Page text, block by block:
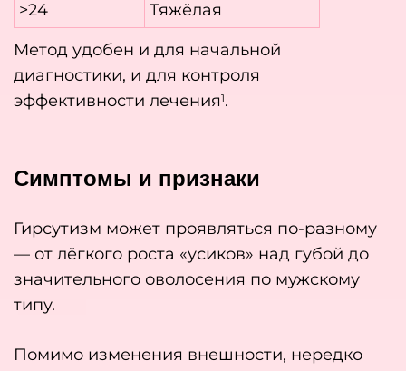
>24
Тяжёлая
Метод удобен и для начальной
диагностики, и для контроля
эффективности лечения1.
Симптомы и признаки
Гирсутизм может проявляться по-разному
— от лёгкого роста «усиков» над губой до
значительного оволосения по мужскому
типу.
Помимо изменения внешности, нередко